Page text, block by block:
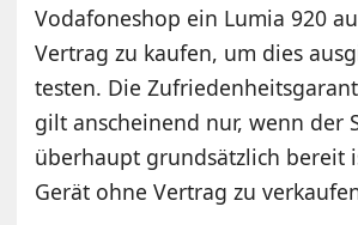
Vodafoneshop ein Lumia 920
Vertrag zu kaufen, um dies
testen. Die
gilt anscheinend nur, wenn der
überhaupt grundsätzlich bereit
Gerät ohne Vertrag zu